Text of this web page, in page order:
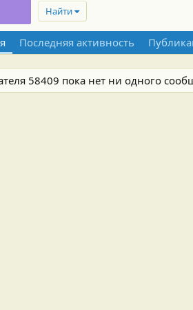
Найти
Последняя активность
58409 пока нет ни одного